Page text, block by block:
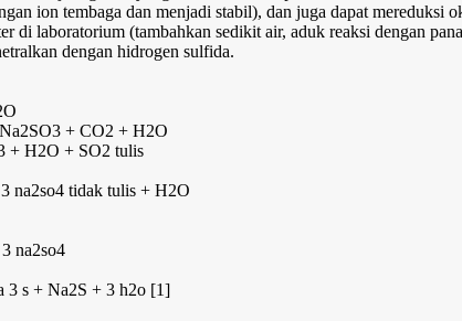
ion tembaga dan menjadi stabil), dan juga dapat
di laboratorium (tambahkan sedikit air, aduk reaksi dengan
dengan hidrogen sulfida.
+ CO2 + H2O
+ H2O + SO2 tulis
na2so4 tidak tulis + H2O
na2so4
3 s + Na2S + 3 h2o [1]